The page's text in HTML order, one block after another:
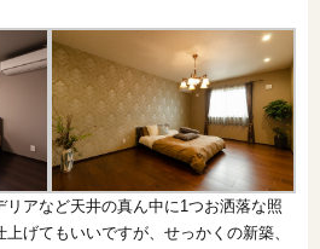
土地情報
ライン相談会
アなど天井の真ん中に1つお洒落な照
げてもいいですが、せっかくの新築、